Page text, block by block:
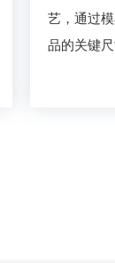
艺，通过
品的关键